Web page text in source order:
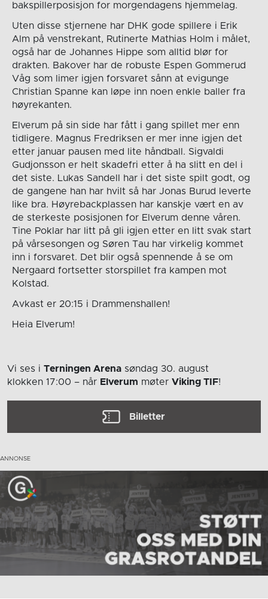
bakspillerposisjon for morgendagens hjemmelag.
Uten disse stjernene har DHK gode spillere i Erik
Alm på venstrekant, Rutinerte Mathias Holm i målet,
også har de Johannes Hippe som alltid blør for
drakten. Bakover har de robuste Espen Gommerud
Våg som limer igjen forsvaret sånn at evigunge
Christian Spanne kan løpe inn noen enkle baller fra
høyrekanten.
Elverum på sin side har fått i gang spillet mer enn
tidligere. Magnus Fredriksen er mer inne igjen det
etter januar pausen med lite håndball. Sigvaldi
Gudjonsson er helt skadefri etter å ha slitt en del i
det siste. Lukas Sandell har i det siste spilt godt, og
de gangene han har hvilt så har Jonas Burud leverte
like bra. Høyrebackplassen har kanskje vært en av
de sterkeste posisjonen for Elverum denne våren.
Tine Poklar har litt på gli igjen etter en litt svak start
på vårsesongen og Søren Tau har virkelig kommet
inn i forsvaret. Det blir også spennende å se om
Nergaard fortsetter storspillet fra kampen mot
Kolstad.
Avkast er 20:15 i Drammenshallen!
Heia Elverum!
Vi ses i Terningen Arena søndag 30. august
klokken 17:00 – når Elverum møter Viking TIF!
Billetter